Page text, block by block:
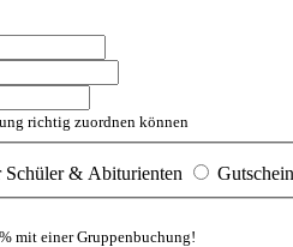
richtig zuordnen können
Schüler & Abiturienten Gutschein
mit einer Gruppenbuchung!